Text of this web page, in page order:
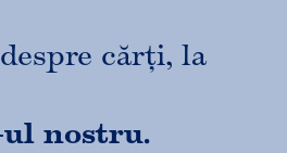
cărți, la
nostru.